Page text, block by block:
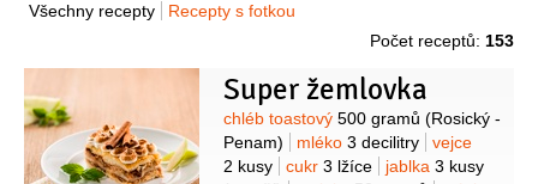
Všechny recepty
Recepty s fotkou
Počet receptů: 153
Super žemlovka
Suroviny
chléb toastový 500 gramů (Rosický -
Penam)
mléko 3 decilitry
vejce
2 kusy
cukr 3 lžíce jablka 3 kusy